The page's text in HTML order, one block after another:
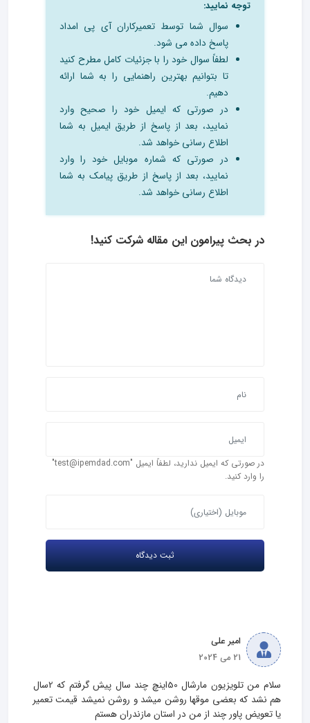
توجه نمایید:
سوال شما توسط تعمیرکاران آی پی امداد
پاسخ داده می شود.
لطفاً سوال خود را با جزئیات کامل مطرح کنید
تا بتوانیم بهترین راهنمایی را به شما ارائه
دهیم.
در صورتی که ایمیل خود را صحیح وارد
نمایید، بعد از پاسخ از طریق ایمیل به شما
اطلاع رسانی خواهد شد.
در صورتی که شماره موبایل خود را وارد
نمایید، بعد از پاسخ از طریق پیامک به شما
اطلاع رسانی خواهد شد.
در بحث‌ پیرامون این مقاله شرکت کنید!
در صورتی که ایمیل ندارید، لطفاً ایمیل "test@ipemdad.com"
را وارد کنید.
امیر علی
21 می 2024
سلام من تلویزیون مارشال 50اینچ چند سال پیش گرفتم که 2سال
هم نشد که بعضی موقها روشن میشد و روشن نمیشد قیمت تعمیر
یا تعویض پاور چند از من در استان مازندران هستم